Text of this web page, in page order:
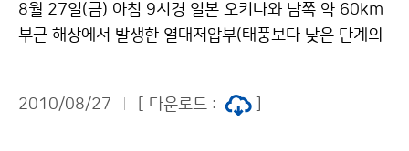
안과 남해안지방을 중심으로 바람도 매우 강하게 불겠으
니, 비와 바람에 의한 피해가 없도록 철저히 대비해야 한
이 있겠고, 서해와 남해를 중심으로 바람이 강하게 불고
8월 27일(금) 아침 9시경 일본 오키나와 남쪽 약 60km
부근 해상에서 발생한 열대저압부(태풍보다 낮은 단계의
가 지나는 해역의 해수면온도가 25도 이상으로 높기 때
2010/08/27 [ 다운로드 :